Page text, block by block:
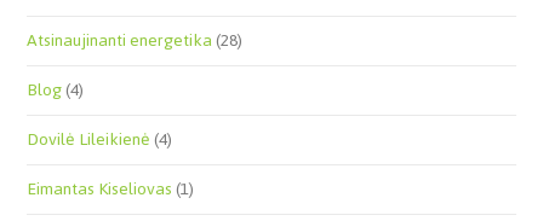
Atsinaujinanti energetika(28)
Blog(4)
Dovilė Lileikienė(4)
Eimantas Kiseliovas(1)